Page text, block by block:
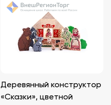
Деревянный конструктор
«Сказки», цветной